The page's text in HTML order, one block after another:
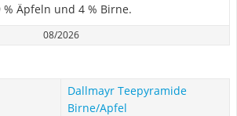
Äpfeln und 4 % Birne.
08/2026
Dallmayr Teepyramide
Birne/Apfel